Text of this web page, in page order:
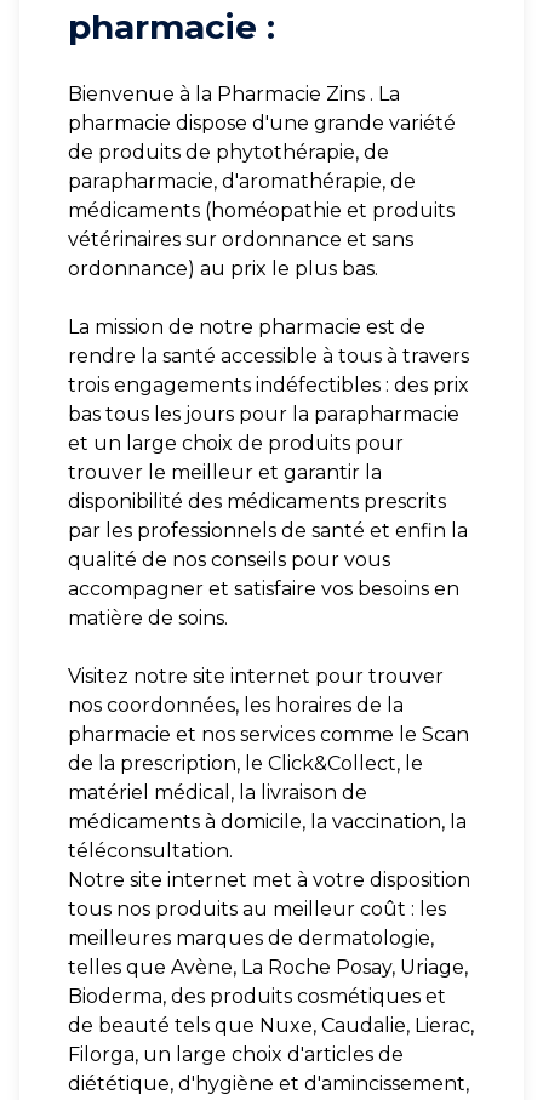
pharmacie :
Bienvenue à la Pharmacie Zins . La
pharmacie dispose d'une grande variété
de produits de phytothérapie, de
parapharmacie, d'aromathérapie, de
médicaments (homéopathie et produits
vétérinaires sur ordonnance et sans
ordonnance) au prix le plus bas.
La mission de notre pharmacie est de
rendre la santé accessible à tous à travers
trois engagements indéfectibles : des prix
bas tous les jours pour la parapharmacie
et un large choix de produits pour
trouver le meilleur et garantir la
disponibilité des médicaments prescrits
par les professionnels de santé et enfin la
qualité de nos conseils pour vous
accompagner et satisfaire vos besoins en
matière de soins.
Visitez notre site internet pour trouver
nos coordonnées, les horaires de la
pharmacie et nos services comme le Scan
de la prescription, le Click&Collect, le
matériel médical, la livraison de
médicaments à domicile, la vaccination, la
téléconsultation.
Notre site internet met à votre disposition
tous nos produits au meilleur coût : les
meilleures marques de dermatologie,
telles que Avène, La Roche Posay, Uriage,
Bioderma, des produits cosmétiques et
de beauté tels que Nuxe, Caudalie, Lierac,
Filorga, un large choix d'articles de
diététique, d'hygiène et d'amincissement,